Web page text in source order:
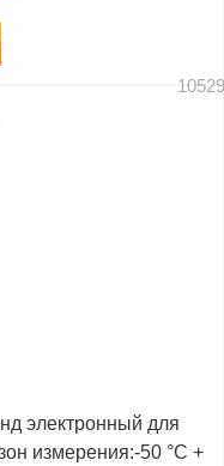
электронный для
измерения:-50 °C +